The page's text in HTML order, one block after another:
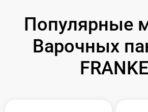
Популярные
Варочных
FRANKE